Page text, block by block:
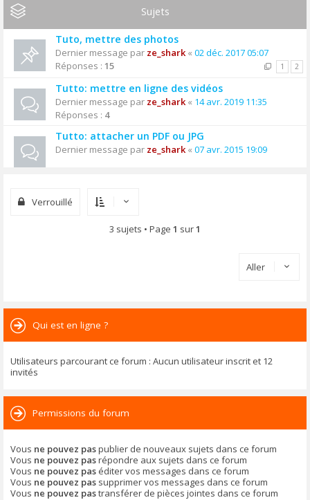
Sujets
Tuto, mettre des photos
Dernier message par ze_shark« 02 déc. 2017 05:07
Réponses : 15 1 2
Tutto: mettre en ligne des vidéos
Dernier message par ze_shark« 14 avr. 2019 11:35
Réponses : 4
Tutto: attacher un PDF ou JPG
Dernier message par ze_shark« 07 avr. 2015 19:09
Verrouillé
3 sujets • Page 1 sur1
Aller
Qui est en ligne ?
Utilisateurs parcourant ce forum : Aucun utilisateur inscrit et 12
invités
Permissions du forum
Vous ne pouvez paspublier de nouveaux sujets dans ce forum
Vous ne pouvez pasrépondre aux sujets dans ce forum
Vous ne pouvez pas éditer vos messages dans ce forum
Vous ne pouvez pas supprimer vos messages dans ce forum
Vous ne pouvez pastransférer de pièces jointes dans ce forum